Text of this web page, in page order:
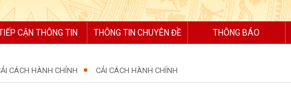
CẬN THÔNG TIN THÔNG TIN CHUYÊN ĐỀ THÔNG BÁO
CÁCH HÀNH CHÍNH CẢI CÁCH HÀNH CHÍNH